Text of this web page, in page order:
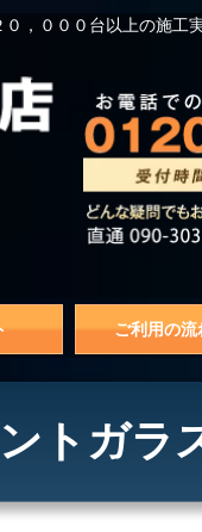
，０００台以上の施
ご利用の流
トガラ